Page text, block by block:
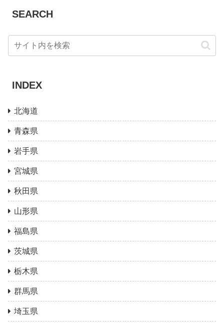
SEARCH
INDEX
北海道
青森県
岩手県
宮城県
秋田県
山形県
福島県
茨城県
栃木県
群馬県
埼玉県